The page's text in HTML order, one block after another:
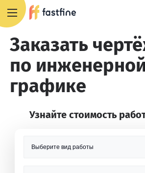
Заказать
по
графике
Узнайте стоимость